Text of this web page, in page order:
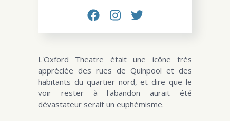
L'Oxford Theatre était une icône très
appréciée des rues de Quinpool et des
habitants du quartier nord, et dire que le
voir rester à l'abandon aurait été
dévastateur serait un euphémisme.